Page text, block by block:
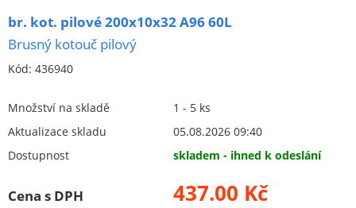
99BA-98A kombinace
jednostranné vybrání
speciální
talířové
Brusná keramická tělíska (kotouče na stopce)
br. kot. pilové 200x10x32 A96 60L
Brusný kotouč pilový
Kód: 436940
Množství na skladě
1 - 5 ks
Aktualizace skladu
05.08.2026 09:40
Dostupnost
skladem - ihned k odeslání
Cena s DPH 437.00 Kč